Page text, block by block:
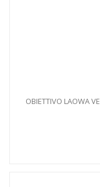
OBIETTIVO LAOWA